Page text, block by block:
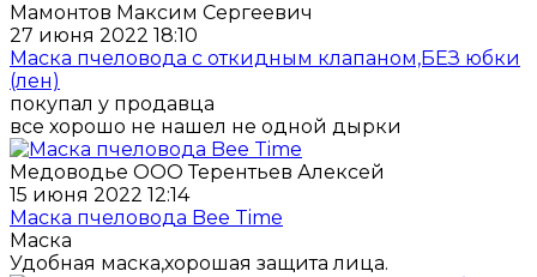
Мамонтов Максим Сергеевич
27 июня 2022 18:10
Маска пчеловода с откидным клапаном,БЕЗ юбки
(лен)
покупал у продавца
все хорошо не нашел не одной дырки
Медоводье ООО Терентьев Алексей
15 июня 2022 12:14
Маска пчеловода Bee Time
Маска
Удобная маска,хорошая защита лица.